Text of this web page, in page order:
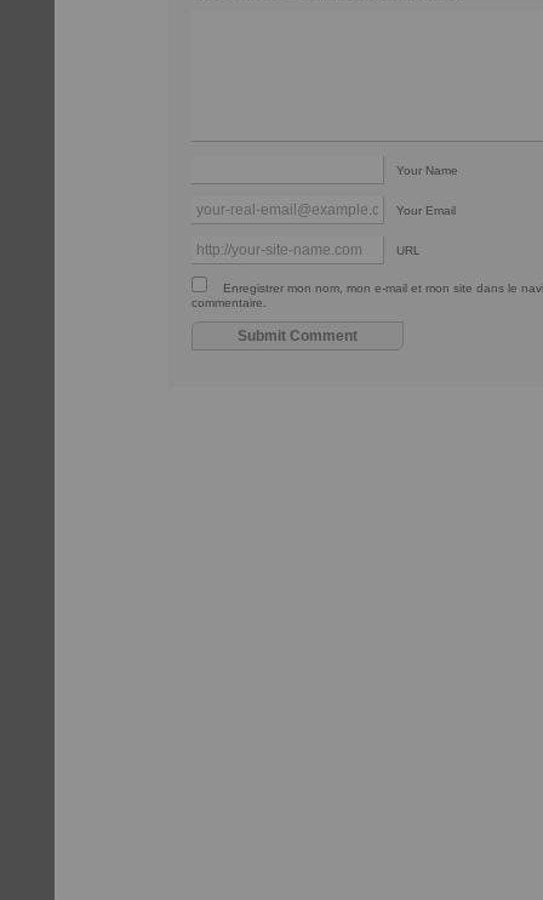
Your Name
Your Email
URL
Enregistrer mon nom, mon e-mail et mon site dans le
commentaire.